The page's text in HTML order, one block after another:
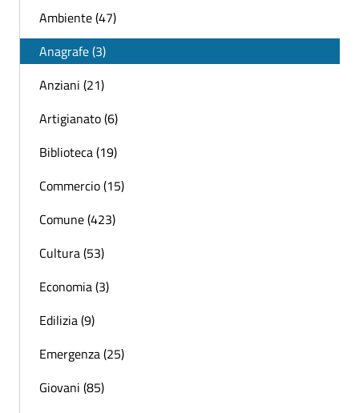
Ambiente (47)
Anagrafe (3)
Anziani (21)
Artigianato (6)
Biblioteca (19)
Commercio (15)
Comune (423)
Cultura (53)
Economia (3)
Edilizia (9)
Emergenza (25)
Giovani (85)